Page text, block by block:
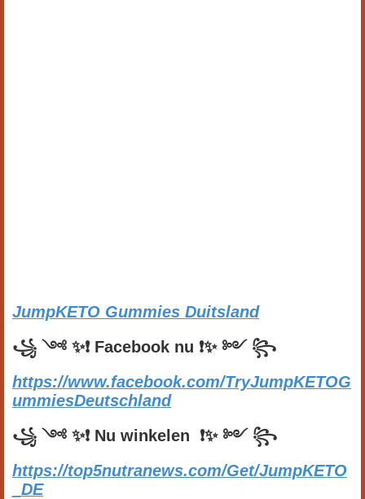
JumpKETO Gummies Duitsland
꧁ ༺ ✨❗ Facebook nu ❗✨ ༻ ꧂
https://www.facebook.com/TryJumpKETOG
ummiesDeutschland
꧁ ༺ ✨❗ Nu winkelen ❗✨ ༻ ꧂
https://top5nutranews.com/Get/JumpKETO
_DE